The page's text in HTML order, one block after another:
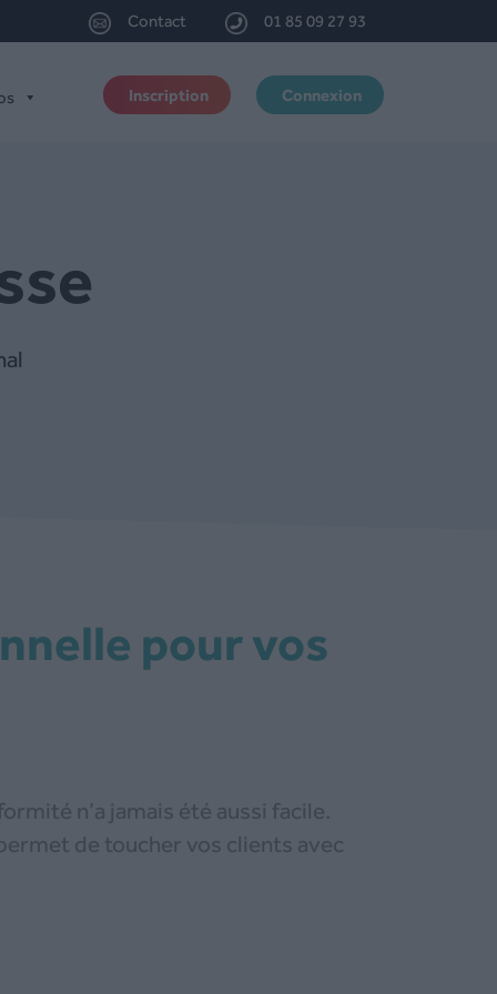
Contact 01 85 09 27 93
Inscription Connexion
n’a jamais été aussi facile.
de toucher vos clients avec